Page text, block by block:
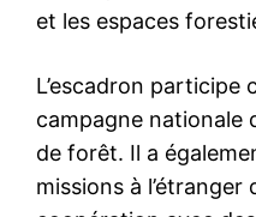
nouvel axe régional se forme
autour de l’Arabie saoudite
In "Moyen-Orient"